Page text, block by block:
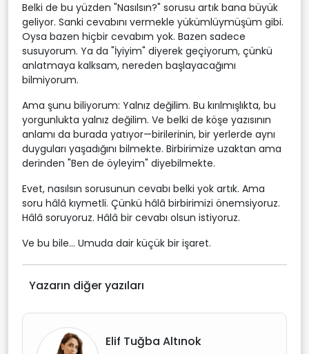
Belki de bu yüzden "Nasılsın?" sorusu artık bana büyük
geliyor. Sanki cevabını vermekle yükümlüymüşüm gibi.
Oysa bazen hiçbir cevabım yok. Bazen sadece
susuyorum. Ya da "İyiyim" diyerek geçiyorum, çünkü
anlatmaya kalksam, nereden başlayacağımı
bilmiyorum.
Ama şunu biliyorum: Yalnız değilim. Bu kırılmışlıkta, bu
yorgunlukta yalnız değilim. Ve belki de köşe yazısının
anlamı da burada yatıyor—birilerinin, bir yerlerde aynı
duyguları yaşadığını bilmekte. Birbirimize uzaktan ama
derinden "Ben de öyleyim" diyebilmekte.
Evet, nasılsın sorusunun cevabı belki yok artık. Ama
soru hâlâ kıymetli. Çünkü hâlâ birbirimizi önemsiyoruz.
Hâlâ soruyoruz. Hâlâ bir cevabı olsun istiyoruz.
Ve bu bile... Umuda dair küçük bir işaret.
Yazarın diğer yazıları
Elif Tuğba Altınok